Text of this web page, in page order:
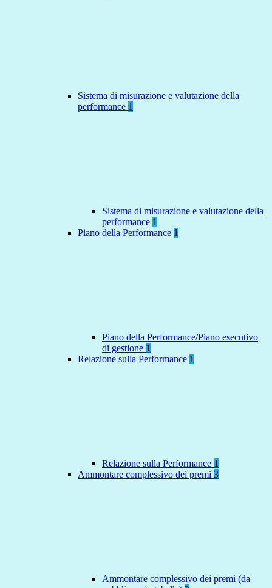
Sistema di misurazione e valutazione della
performance 1
Sistema di misurazione e valutazione della
performance 1
Piano della Performance 1
Piano della Performance/Piano esecutivo
di gestione 1
Relazione sulla Performance 1
Relazione sulla Performance 1
Ammontare complessivo dei premi 3
Ammontare complessivo dei premi (da